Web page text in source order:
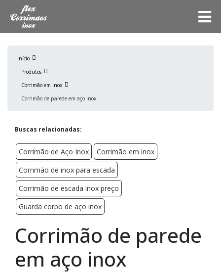
Início
Produtos
Corrimão em inox
Corrimão de parede em aço inox
Buscas relacionadas:
Corrimão de Aço Inox
Corrimão em inox
Corrimão de inox para escada
Corrimão de escada inox preço
Guarda corpo de aço inox
Corrimão de parede
em aço inox